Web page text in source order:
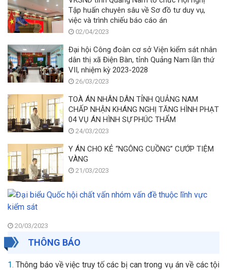
Tập huấn chuyên sâu về Sơ đồ tư duy vụ,
việc và trình chiếu báo cáo án
02/04/2023
Đại hội Công đoàn cơ sở Viện kiểm sát nhân
dân thị xã Điện Bàn, tỉnh Quảng Nam lần thứ
VII, nhiệm kỳ 2023-2028
26/03/2023
TOÀ ÁN NHÂN DÂN TỈNH QUẢNG NAM
CHẤP NHẬN KHÁNG NGHỊ TĂNG HÌNH PHẠT
04 VỤ ÁN HÌNH SỰ PHÚC THẨM
24/03/2023
Y ÁN CHO KẺ “NGÔNG CUỒNG” CƯỚP TIỆM
VÀNG
21/03/2023
20/03/2023
THÔNG BÁO
1. Thông báo về việc truy tố các bị can trong vụ án về các tội